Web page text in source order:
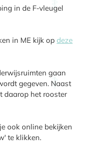
in de F-vleugel
in ME kijk op deze
gaan
gegeven. Naast
daarop het rooster
ook online bekijken
te klikken.